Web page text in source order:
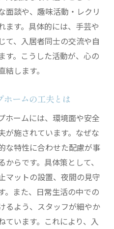
面談や、趣味活動・レクリ
ます。具体的には、手芸や
て、入居者同士の交流や自
す。こうした活動が、心の
します。
ームの工夫とは
ホームには、環境面や安全
が施されています。なぜな
な特性に合わせた配慮が事
らです。具体策として、
マットの設置、夜間の見守
。また、日常生活の中での
るよう、スタッフが細やか
ています。これにより、入